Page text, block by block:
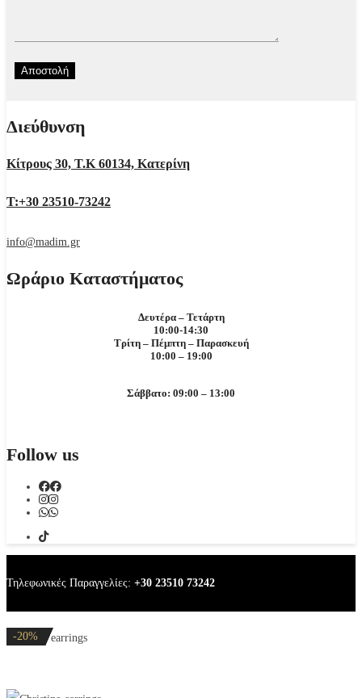
Διεύθυνση
Κίτρους 30, Τ.Κ 60134, Κατερίνη
Τ:+30 23510-73242
info@madim.gr
Ωράριο Καταστήματος
Δευτέρα – Τετάρτη
10:00-14:30
Τρίτη – Πέμπτη – Παρασκευή
10:00 – 19:00
Σάββατο: 09:00 – 13:00
Follow us
Τηλεφωνικές Παραγγελίες: +30 23510 73242
Christine earrings
-20%
-20%
-20%
-20%
-20%